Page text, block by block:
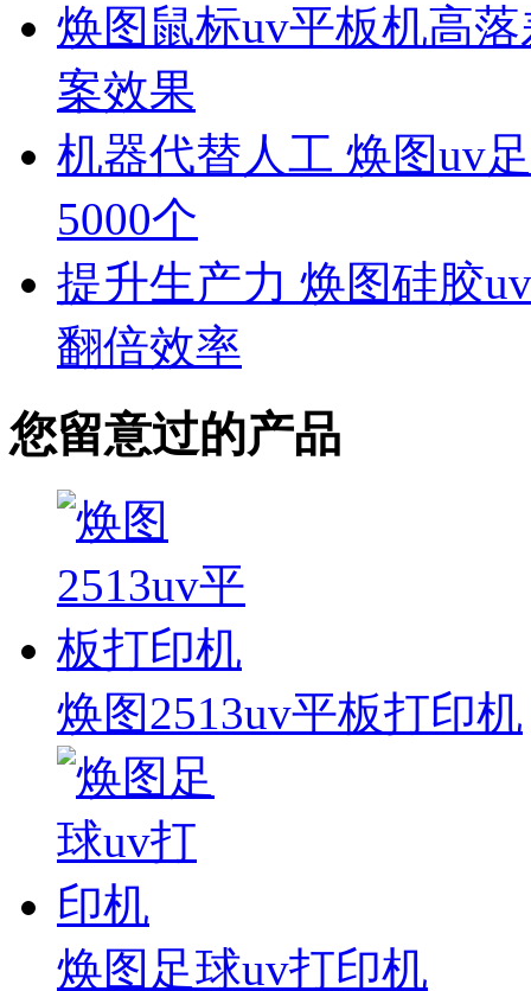
焕图鼠标uv平板机高
案效果
机器代替人工 焕图uv
5000个
提升生产力 焕图硅胶
翻倍效率
您留意过的产品
焕图2513uv平板打印机
焕图足球uv打印机